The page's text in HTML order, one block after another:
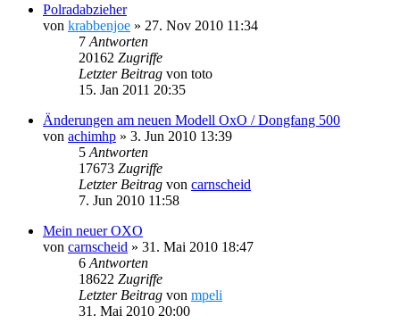
Polradabzieher
von krabbenjoe » 27. Nov 2010 11:34
7 Antworten
20162 Zugriffe
Letzter Beitrag von toto
15. Jan 2011 20:35
Änderungen am neuen Modell OxO / Dongfang 500
von achimhp » 3. Jun 2010 13:39
5 Antworten
17673 Zugriffe
Letzter Beitrag von carnscheid
7. Jun 2010 11:58
Mein neuer OXO
von carnscheid » 31. Mai 2010 18:47
6 Antworten
18622 Zugriffe
Letzter Beitrag von mpeli
31. Mai 2010 20:00